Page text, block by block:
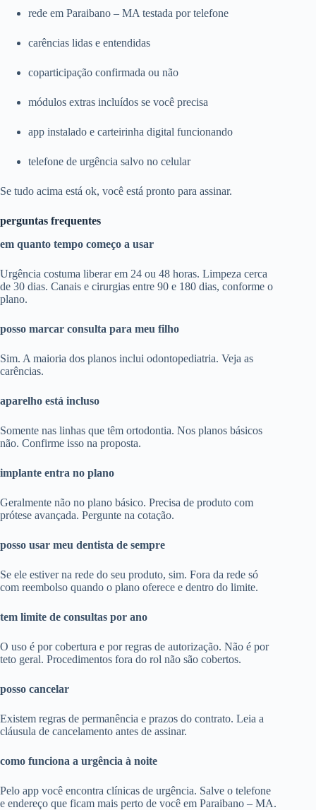
rede em Paraibano – MA testada por telefone
carências lidas e entendidas
coparticipação confirmada ou não
módulos extras incluídos se você precisa
app instalado e carteirinha digital funcionando
telefone de urgência salvo no celular
Se tudo acima está ok, você está pronto para assinar.
perguntas frequentes
em quanto tempo começo a usar
Urgência costuma liberar em 24 ou 48 horas. Limpeza cerca
de 30 dias. Canais e cirurgias entre 90 e 180 dias, conforme o
plano.
posso marcar consulta para meu filho
Sim. A maioria dos planos inclui odontopediatria. Veja as
carências.
aparelho está incluso
Somente nas linhas que têm ortodontia. Nos planos básicos
não. Confirme isso na proposta.
implante entra no plano
Geralmente não no plano básico. Precisa de produto com
prótese avançada. Pergunte na cotação.
posso usar meu dentista de sempre
Se ele estiver na rede do seu produto, sim. Fora da rede só
com reembolso quando o plano oferece e dentro do limite.
tem limite de consultas por ano
O uso é por cobertura e por regras de autorização. Não é por
teto geral. Procedimentos fora do rol não são cobertos.
posso cancelar
Existem regras de permanência e prazos do contrato. Leia a
cláusula de cancelamento antes de assinar.
como funciona a urgência à noite
Pelo app você encontra clínicas de urgência. Salve o telefone
e endereço que ficam mais perto de você em Paraibano – MA.